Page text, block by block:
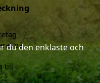
du den enklaste och
på
till